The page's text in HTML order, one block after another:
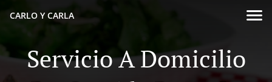
CARLO Y CARLA
Servicio A Domicilio